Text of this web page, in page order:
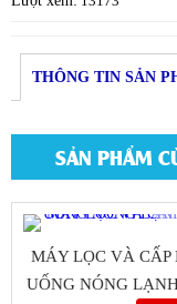
THÔNG TIN SẢN
SẢN PHẨM
MÁY LỌC VÀ CẤP
UỐNG NÓNG